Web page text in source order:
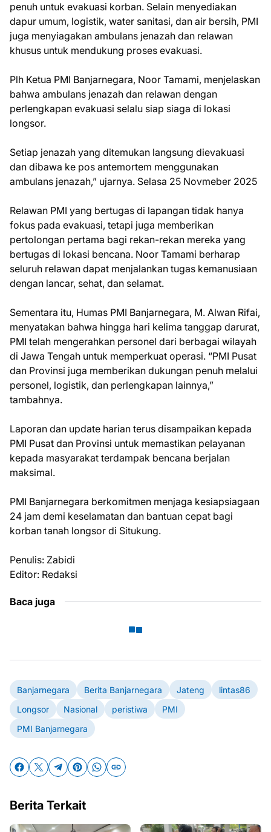
penuh untuk evakuasi korban. Selain menyediakan
dapur umum, logistik, water sanitasi, dan air bersih, PMI
juga menyiagakan ambulans jenazah dan relawan
khusus untuk mendukung proses evakuasi.
Plh Ketua PMI Banjarnegara, Noor Tamami, menjelaskan
bahwa ambulans jenazah dan relawan dengan
perlengkapan evakuasi selalu siap siaga di lokasi
longsor.
Setiap jenazah yang ditemukan langsung dievakuasi
dan dibawa ke pos antemortem menggunakan
ambulans jenazah,” ujarnya. Selasa 25 Novmeber 2025
Relawan PMI yang bertugas di lapangan tidak hanya
fokus pada evakuasi, tetapi juga memberikan
pertolongan pertama bagi rekan-rekan mereka yang
bertugas di lokasi bencana. Noor Tamami berharap
seluruh relawan dapat menjalankan tugas kemanusiaan
dengan lancar, sehat, dan selamat.
Sementara itu, Humas PMI Banjarnegara, M. Alwan Rifai,
menyatakan bahwa hingga hari kelima tanggap darurat,
PMI telah mengerahkan personel dari berbagai wilayah
di Jawa Tengah untuk memperkuat operasi. “PMI Pusat
dan Provinsi juga memberikan dukungan penuh melalui
personel, logistik, dan perlengkapan lainnya,”
tambahnya.
Laporan dan update harian terus disampaikan kepada
PMI Pusat dan Provinsi untuk memastikan pelayanan
kepada masyarakat terdampak bencana berjalan
maksimal.
PMI Banjarnegara berkomitmen menjaga kesiapsiagaan
24 jam demi keselamatan dan bantuan cepat bagi
korban tanah longsor di Situkung.
Penulis: Zabidi
Editor: Redaksi
Baca juga
Banjarnegara Berita Banjarnegara Jateng
lintas86
Longsor
Nasional peristiwa
PMI
PMI Banjarnegara
Berita Terkait